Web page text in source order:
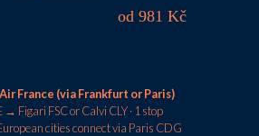
od 981 Kč
France (via Frankfurt or Paris)
→ Figari FSC or Calvi CLY · 1 stop
cities connect via Paris CDG